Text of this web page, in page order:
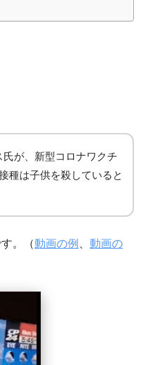
が、新型コロナワクチ
種は子供を殺していると
。（動画の例
動画の